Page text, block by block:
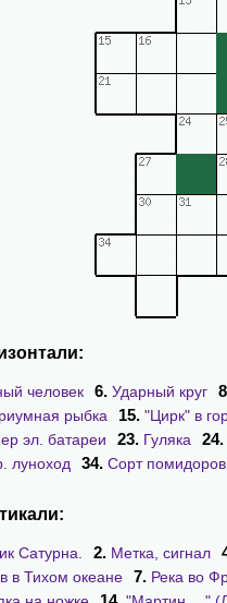
человек 6. Ударный круг
рыбка
15. "Цирк" в
эл. батареи
23. Гуляка 24.
луноход
34. Сорт помидоров
Сатурна. 2. Метка, сигнал
в Тихом океане
7. Река во